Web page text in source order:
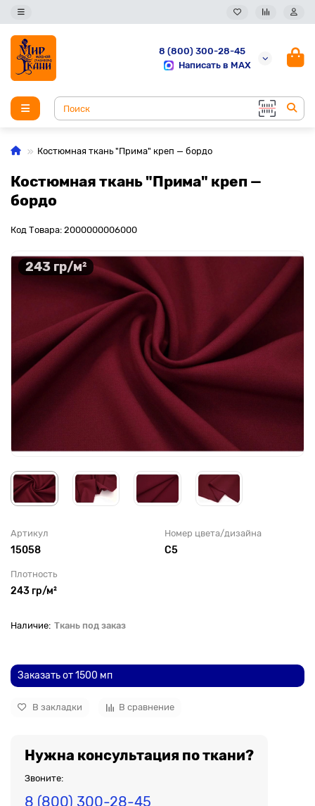
8 (800) 300-28-45
Написать в MAX
Костюмная ткань "Прима" креп — бордо
Костюмная ткань "Прима" креп —
бордо
Код Товара: 2000000006000
243 гр/м²
Артикул
15058
Номер цвета/дизайна
С5
Плотность
243 гр/м²
Ткань под заказ
Заказать от 1500 мп
В закладки В сравнение
Нужна консультация по ткани?
Звоните:
8 (800) 300-28-45